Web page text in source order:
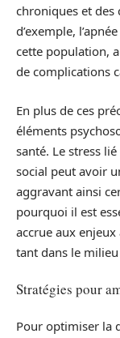
chroniques et
d’exemple,
cette population,
de complications
En plus de ces
éléments
santé. Le stress
social peut avoir
aggravant ainsi
pourquoi il est
accrue aux
tant dans le
Stratégies pour
Pour optimiser la